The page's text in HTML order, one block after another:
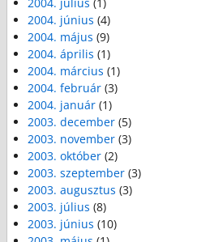
2004. június (4)
2004. május (9)
2004. április (1)
2004. március (1)
2004. február (3)
2004. január (1)
2003. december (5)
2003. november (3)
2003. október (2)
2003. szeptember (3)
2003. augusztus (3)
2003. július (8)
2003. június (10)